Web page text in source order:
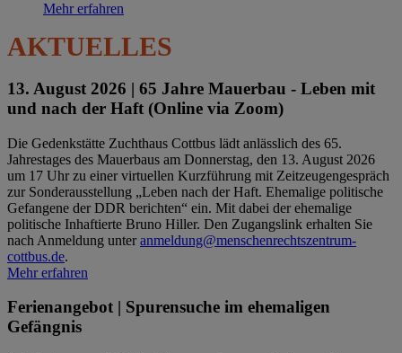
Mehr erfahren
AKTUELLES
13. August 2026 | 65 Jahre Mauerbau - Leben mit
und nach der Haft (Online via Zoom)
Die Gedenkstätte Zuchthaus Cottbus lädt anlässlich des 65.
Jahrestages des Mauerbaus am Donnerstag, den 13. August 2026
um 17 Uhr zu einer virtuellen Kurzführung mit Zeitzeugengespräch
zur Sonderausstellung „Leben nach der Haft. Ehemalige politische
Gefangene der DDR berichten“ ein. Mit dabei der ehemalige
politische Inhaftierte Bruno Hiller. Den Zugangslink erhalten Sie
nach Anmeldung unteranmeldung@menschenrechtszentrum-
cottbus.de.
Mehr erfahren
Ferienangebot | Spurensuche im ehemaligen
Gefängnis